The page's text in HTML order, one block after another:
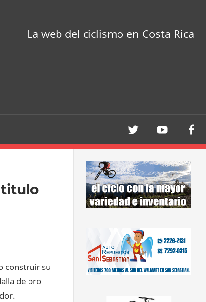
La web del ciclismo en Costa Rica
titulo
construir su
de oro